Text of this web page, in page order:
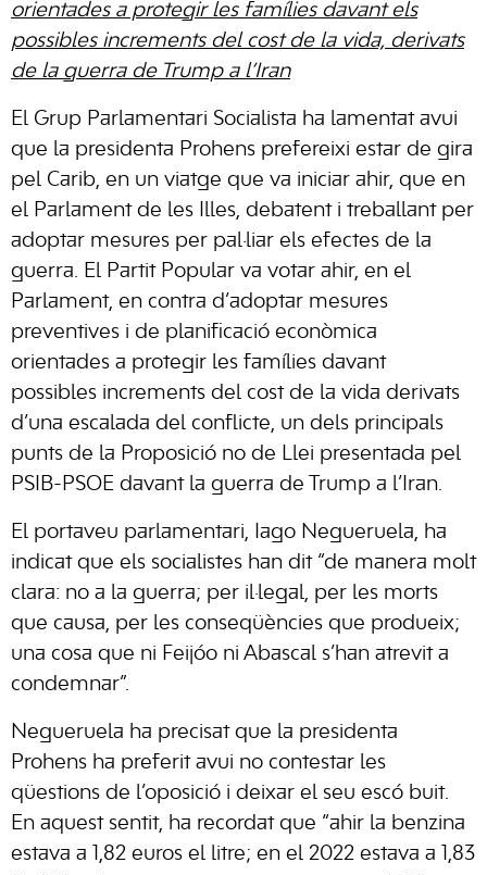
orientades a protegir les famílies davant els
possibles increments del cost de la vida, derivats
de la guerra de Trump a l’Iran
El Grup Parlamentari Socialista ha lamentat avui
que la presidenta Prohens prefereixi estar de gira
pel Carib, en un viatge que va iniciar ahir, que en
el Parlament de les Illes, debatent i treballant per
adoptar mesures per pal·liar els efectes de la
guerra. El Partit Popular va votar ahir, en el
Parlament, en contra d’adoptar mesures
preventives i de planificació econòmica
orientades a protegir les famílies davant
possibles increments del cost de la vida derivats
d’una escalada del conflicte, un dels principals
punts de la Proposició no de Llei presentada pel
PSIB-PSOE davant la guerra de Trump a l’Iran.
El portaveu parlamentari, Iago Negueruela, ha
indicat que els socialistes han dit “de manera molt
clara: no a la guerra; per il·legal, per les morts
que causa, per les conseqüències que produeix;
una cosa que ni Feijóo ni Abascal s’han atrevit a
condemnar”.
Negueruela ha precisat que la presidenta
Prohens ha preferit avui no contestar les
qüestions de l’oposició i deixar el seu escó buit.
En aquest sentit, ha recordat que “ahir la benzina
estava a 1,82 euros el litre; en el 2022 estava a 1,83